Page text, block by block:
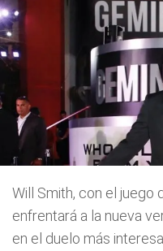
Will Smith, con el juego
enfrentará a la nueva
en el duelo más